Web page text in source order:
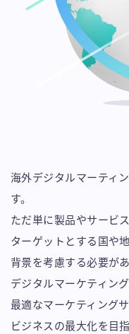
海外デジタルマーティ
す。
ただ単に製品やサービ
ターゲットとする国や
背景を考慮する必要があ
デジタルマーケティン
最適なマーケティングサ
ビジネスの最大化を目指